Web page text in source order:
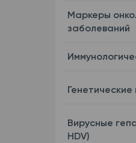
Маркеры
заболеваний
Вирусные
HDV)